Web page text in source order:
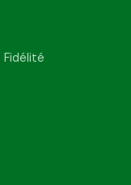
Fidélité